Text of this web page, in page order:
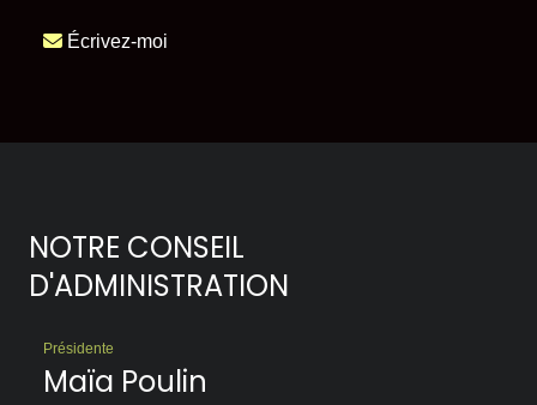
Écrivez-moi
NOTRE CONSEIL
D'ADMINISTRATION
Présidente
Maïa Poulin